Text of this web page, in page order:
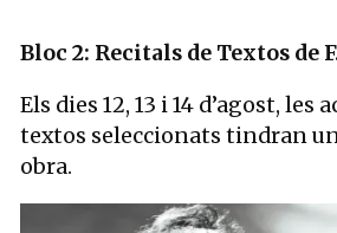
Bloc 2: Recitals de Textos de
Els dies 12, 13 i 14 d’agost, les
textos seleccionats tindran
obra.